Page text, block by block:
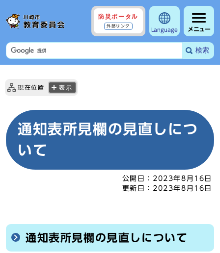
防災ポータル
外部リンク
Language メニュー
検索
現在位置 表示
通知表所見欄の見直しにつ
いて
公開日： 2023年8月16日
更新日： 2023年8月16日
通知表所見欄の見直しについて